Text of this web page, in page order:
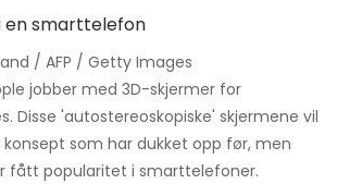
/ AFP / Getty Images
jobber med 3D-skjermer for
Disse 'autostereoskopiske' skjermene vil
konsept som har dukket opp før, men
fått popularitet i smarttelefoner.